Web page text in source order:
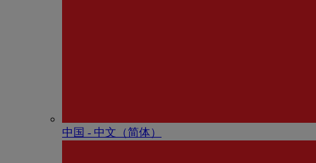
中国 - 中⽂（简体）